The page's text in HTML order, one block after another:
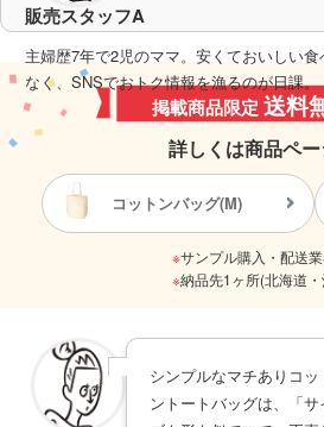
販売スタッフA
主婦歴7年で2児のママ。安くておいしい
なく、SNSでおトク情報を漁るのが日課。
掲載商品限定 送料
詳しくは商品ペ
コットンバッグ(M)
※サンプル購入・配送
※納品先1ヶ所(北海道
シンプルなマチありコッ
ントートバッグは、「サ